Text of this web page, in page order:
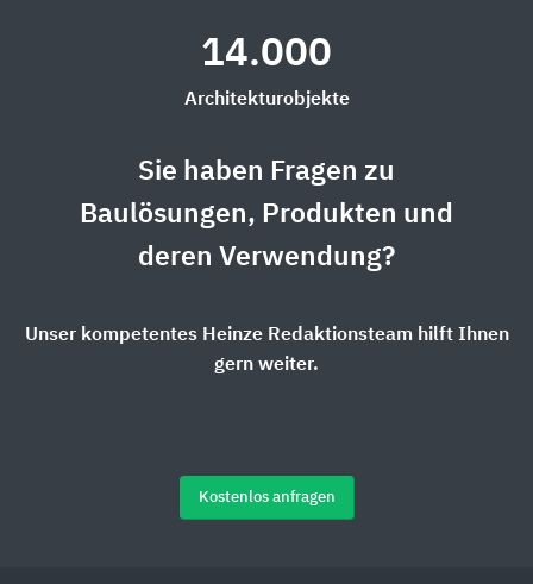
14.000
Architekturobjekte
Sie haben Fragen zu
Baulösungen, Produkten und
deren Verwendung?
Unser kompetentes Heinze Redaktionsteam hilft Ihnen
gern weiter.
Kostenlos anfragen